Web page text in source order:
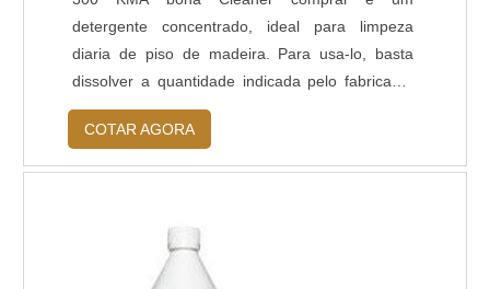
detergente concentrado, ideal para limpeza
diaria de piso de madeira. Para usa-lo, basta
dissolver a quantidade indicada pelo fabricante
em meio balde de água, embebedar o pano,
torce-lo bem e passar usando um rodo ou
mop.VANTAGENS APRESENTADAS PELA BONA
para os seres huma...
COTAR AGORA